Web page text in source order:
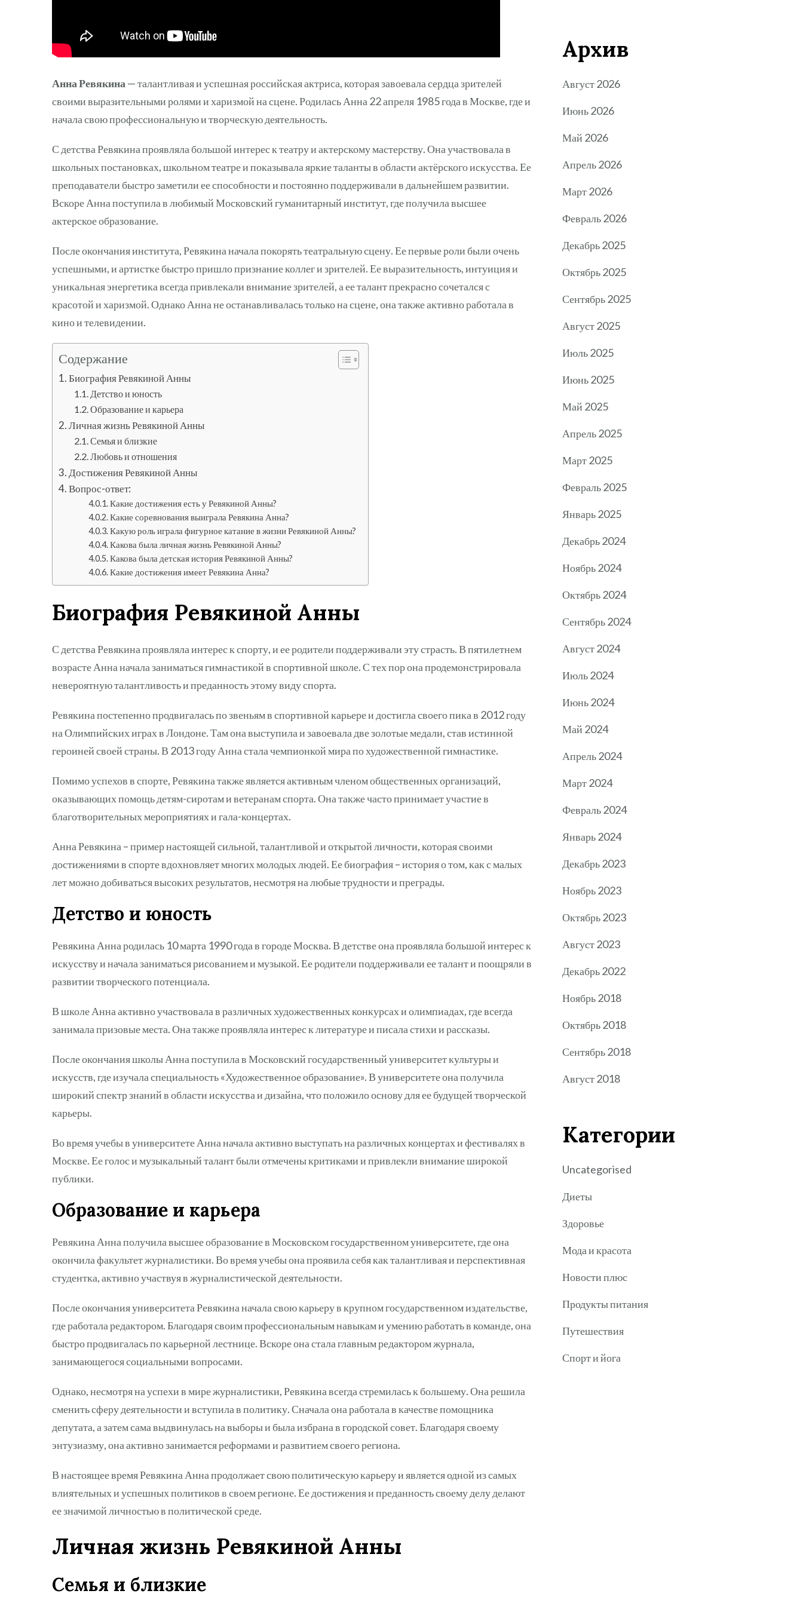
Анна Ревякина — талантливая и успешная российская актриса, которая завоевала сердца зрителей
своими выразительными ролями и харизмой на сцене. Родилась Анна 22 апреля 1985 года в Москве, где и
начала свою профессиональную и творческую деятельность.
С детства Ревякина проявляла большой интерес к театру и актерскому мастерству. Она участвовала в
школьных постановках, школьном театре и показывала яркие таланты в области актёрского искусства. Ее
преподаватели быстро заметили ее способности и постоянно поддерживали в дальнейшем развитии.
Вскоре Анна поступила в любимый Московский гуманитарный институт, где получила высшее
актерское образование.
После окончания института, Ревякина начала покорять театральную сцену. Ее первые роли были очень
успешными, и артистке быстро пришло признание коллег и зрителей. Ее выразительность, интуиция и
уникальная энергетика всегда привлекали внимание зрителей, а ее талант прекрасно сочетался с
красотой и харизмой. Однако Анна не останавливалась только на сцене, она также активно работала в
кино и телевидении.
Содержание
Биография Ревякиной Анны
Детство и юность
Образование и карьера
Личная жизнь Ревякиной Анны
Семья и близкие
Любовь и отношения
Достижения Ревякиной Анны
Вопрос-ответ:
Какие достижения есть у Ревякиной Анны?
Какие соревнования выиграла Ревякина Анна?
Какую роль играла фигурное катание в жизни Ревякиной Анны?
Какова была личная жизнь Ревякиной Анны?
Какова была детская история Ревякиной Анны?
Какие достижения имеет Ревякина Анна?
Биография Ревякиной Анны
С детства Ревякина проявляла интерес к спорту, и ее родители поддерживали эту страсть. В пятилетнем
возрасте Анна начала заниматься гимнастикой в спортивной школе. С тех пор она продемонстрировала
невероятную талантливость и преданность этому виду спорта.
Ревякина постепенно продвигалась по звеньям в спортивной карьере и достигла своего пика в 2012 году
на Олимпийских играх в Лондоне. Там она выступила и завоевала две золотые медали, став истинной
героиней своей страны. В 2013 году Анна стала чемпионкой мира по художественной гимнастике.
Помимо успехов в спорте, Ревякина также является активным членом общественных организаций,
оказывающих помощь детям-сиротам и ветеранам спорта. Она также часто принимает участие в
благотворительных мероприятиях и гала-концертах.
Анна Ревякина – пример настоящей сильной, талантливой и открытой личности, которая своими
достижениями в спорте вдохновляет многих молодых людей. Ее биография – история о том, как с малых
лет можно добиваться высоких результатов, несмотря на любые трудности и преграды.
Детство и юность
Ревякина Анна родилась 10 марта 1990 года в городе Москва. В детстве она проявляла большой интерес к
искусству и начала заниматься рисованием и музыкой. Ее родители поддерживали ее талант и поощряли в
развитии творческого потенциала.
В школе Анна активно участвовала в различных художественных конкурсах и олимпиадах, где всегда
занимала призовые места. Она также проявляла интерес к литературе и писала стихи и рассказы.
После окончания школы Анна поступила в Московский государственный университет культуры и
искусств, где изучала специальность «Художественное образование». В университете она получила
широкий спектр знаний в области искусства и дизайна, что положило основу для ее будущей творческой
карьеры.
Во время учебы в университете Анна начала активно выступать на различных концертах и фестивалях в
Москве. Ее голос и музыкальный талант были отмечены критиками и привлекли внимание широкой
публики.
Образование и карьера
Ревякина Анна получила высшее образование в Московском государственном университете, где она
окончила факультет журналистики. Во время учебы она проявила себя как талантливая и перспективная
студентка, активно участвуя в журналистической деятельности.
После окончания университета Ревякина начала свою карьеру в крупном государственном издательстве,
где работала редактором. Благодаря своим профессиональным навыкам и умению работать в команде, она
быстро продвигалась по карьерной лестнице. Вскоре она стала главным редактором журнала,
занимающегося социальными вопросами.
Однако, несмотря на успехи в мире журналистики, Ревякина всегда стремилась к большему. Она решила
сменить сферу деятельности и вступила в политику. Сначала она работала в качестве помощника
депутата, а затем сама выдвинулась на выборы и была избрана в городской совет. Благодаря своему
энтузиазму, она активно занимается реформами и развитием своего региона.
В настоящее время Ревякина Анна продолжает свою политическую карьеру и является одной из самых
влиятельных и успешных политиков в своем регионе. Ее достижения и преданность своему делу делают
ее значимой личностью в политической среде.
Личная жизнь Ревякиной Анны
Семья и близкие
Архив
Август 2026
Июнь 2026
Май 2026
Апрель 2026
Март 2026
Февраль 2026
Декабрь 2025
Октябрь 2025
Сентябрь 2025
Август 2025
Июль 2025
Июнь 2025
Май 2025
Апрель 2025
Март 2025
Февраль 2025
Январь 2025
Декабрь 2024
Ноябрь 2024
Октябрь 2024
Сентябрь 2024
Август 2024
Июль 2024
Июнь 2024
Май 2024
Апрель 2024
Март 2024
Февраль 2024
Январь 2024
Декабрь 2023
Ноябрь 2023
Октябрь 2023
Август 2023
Декабрь 2022
Ноябрь 2018
Октябрь 2018
Сентябрь 2018
Август 2018
Категории
Uncategorised
Диеты
Здоровье
Мода и красота
Новости плюс
Продукты питания
Путешествия
Спорт и йога